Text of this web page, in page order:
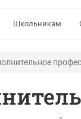
Школьникам